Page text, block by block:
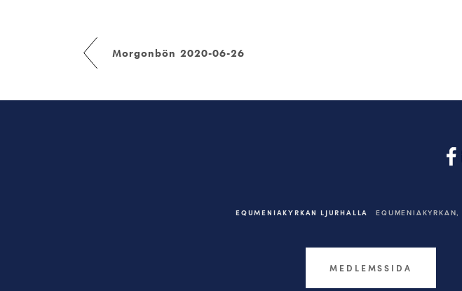
Morgonbön 2020-06-26
EQUMENIAKYRKAN LJURHALLA EQUMENIAKYRKAN,
MEDLEMSSIDA